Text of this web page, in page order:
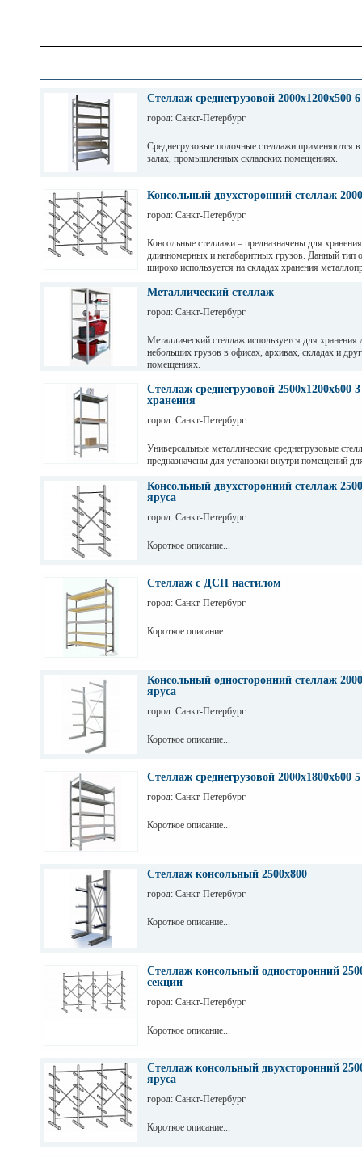
Стеллаж среднегрузовой 2000х1200х500
город: Санкт-Петербург
Среднегрузовые полочные стеллажи применяются
залах, промышленных складских помещениях.
зависимости от длины. Полочные стеллажи состоят
краской. Уровни хранения могут регулировать по
Консольный двухсторонний стеллаж
город: Санкт-Петербург
Консольные стеллажи – предназначены для хранения
длинномерных и негабаритных грузов. Данный тип
широко используется на складах хранения
Металлический стеллаж
город: Санкт-Петербург
Металлический стеллаж используется для хранения
небольших грузов в офисах, архивах, складах и
помещениях.
Стеллаж среднегрузовой 2500х1200х600
хранения
город: Санкт-Петербург
Универсальные металлические среднегрузовые
предназначены для установки внутри помещений
промышленных предприятиях.
Консольный двухсторонний стеллаж
яруса
город: Санкт-Петербург
Короткое описание...
Стеллаж с ДСП настилом
город: Санкт-Петербург
Короткое описание...
Консольный односторонний стеллаж
яруса
город: Санкт-Петербург
Короткое описание...
Стеллаж среднегрузовой 2000х1800х600
город: Санкт-Петербург
Короткое описание...
Стеллаж консольный 2500х800
город: Санкт-Петербург
Короткое описание...
Стеллаж консольный односторонний
секции
город: Санкт-Петербург
Короткое описание...
Стеллаж консольный двухсторонний
яруса
город: Санкт-Петербург
Короткое описание...